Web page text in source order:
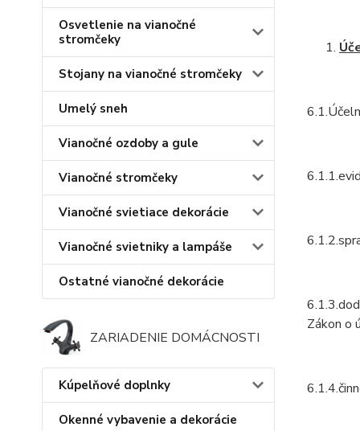
Osvetlenie na vianočné
stromčeky
Stojany na vianočné stromčeky
Umelý sneh
Vianočné ozdoby a gule
Vianočné stromčeky
Vianočné svietiace dekorácie
Vianočné svietniky a lampáše
Ostatné vianočné dekorácie
ZARIADENIE DOMÁCNOSTI
Kúpelňové doplnky
Okenné vybavenie a dekorácie
Zákon o